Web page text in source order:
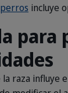
incluye
para
la raza influye